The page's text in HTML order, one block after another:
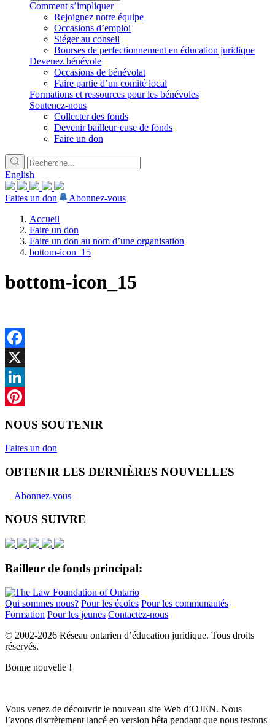
Comment s’impliquer
Rejoignez notre équipe
Occasions d’emploi
Siéger au conseil
Bourses de perfectionnement en éducation juridique
Devenez bénévole
Occasions de bénévolat
Faire partie d’un comité local
Formations et ressources pour les bénévoles
Soutenez-nous
Collecter des fonds
Devenir bailleur·euse de fonds
Faire un don
English
Faites un don
Abonnez-vous
Accueil
Faire un don
Faire un don au nom d’une organisation
bottom-icon_15
bottom-icon_15
Facebook
X
LinkedIn
NOUS SOUTENIR
Faites un don
OBTENIR LES DERNIÈRES NOUVELLES
Abonnez-vous
NOUS SUIVRE
Bailleur de fonds principal:
Qui sommes nous? Pour les écoles Pour les communautés
Formation Pour les jeunes Contactez-nous
© 2002-2026 Réseau ontarien d’éducation juridique. Tous droits
réservés.
Bonne nouvelle !
Vous venez de découvrir le nouveau site Web d’OJEN. Nous
l’avons discrètement lancé en version bêta pendant que nous testons